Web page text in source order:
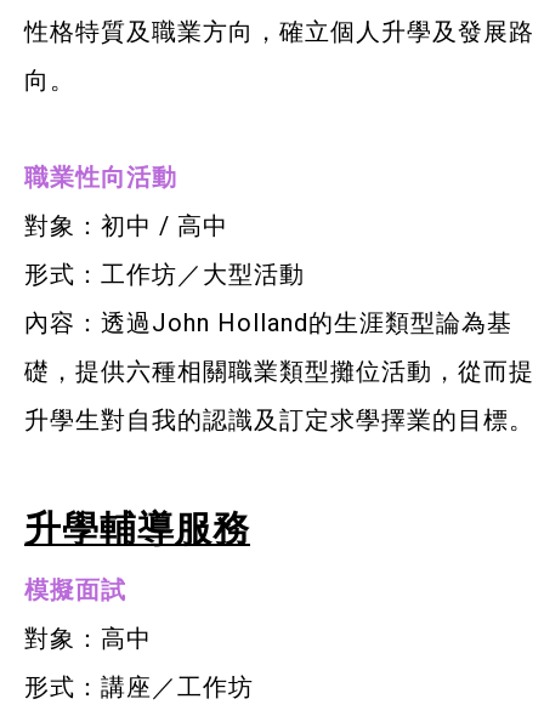
性格特質及職業方向，確立個人升學及發展路
向。
職業性向活動
對象：初中 / 高中
形式：工作坊／大型活動
內容：透過John Holland的生涯類型論為基
礎，提供六種相關職業類型攤位活動，從而提
升學生對自我的認識及訂定求學擇業的目標。
升學輔導服務
模擬面試
對象：高中
形式：講座／工作坊